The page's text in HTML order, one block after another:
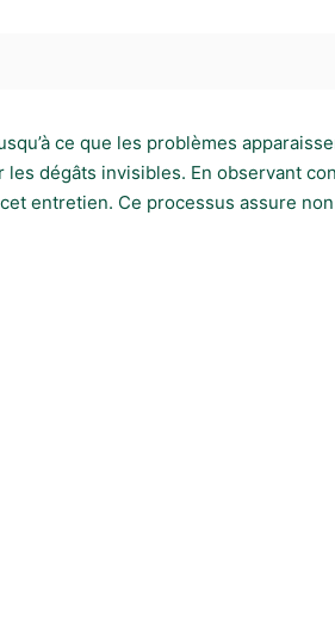
ce que les problèmes
dégâts invisibles. En observant
entretien. Ce processus assure